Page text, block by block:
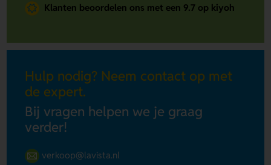
Klanten beoordelen ons met een 9.7 op kiyoh
Hulp nodig? Neem contact op met
de expert.
Bij vragen helpen we je graag
verder!
verkoop@lavista.nl